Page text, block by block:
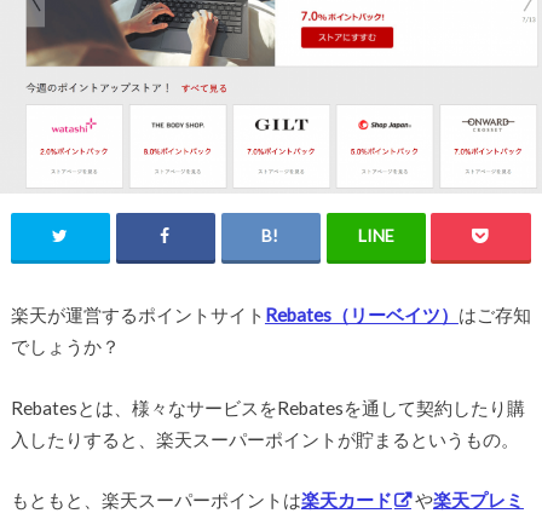
楽天が運営するポイントサイト Rebates（リーベイツ） はご存知
でしょうか？
Rebatesとは、様々なサービスをRebatesを通して契約したり購
入したりすると、楽天スーパーポイントが貯まるというもの。
もともと、楽天スーパーポイントは楽天カード や楽天プレミ